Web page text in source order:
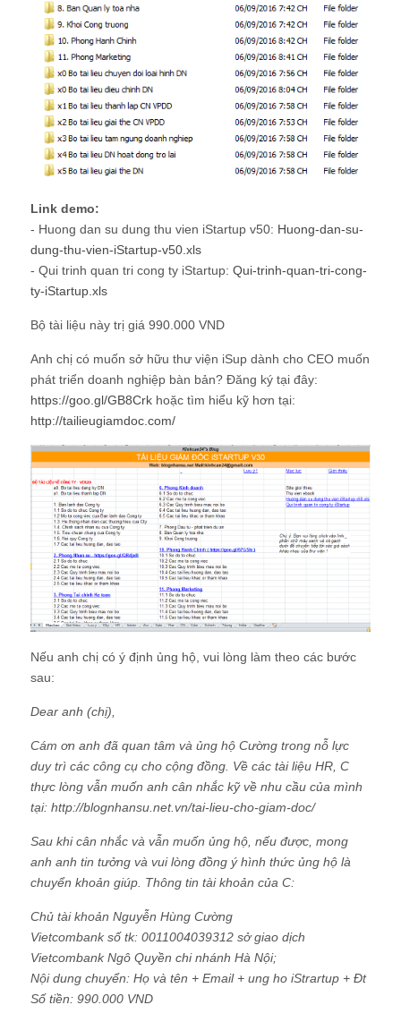
Link demo:
- Huong dan su dung thu vien iStartup v50: Huong-dan-su-
dung-thu-vien-iStartup-v50.xls
- Qui trinh quan tri cong ty iStartup: Qui-trinh-quan-tri-cong-
ty-iStartup.xls
Bộ tài liệu này trị giá 990.000 VND
Anh chị có muốn sở hữu thư viện iSup dành cho CEO muốn
phát triển doanh nghiệp bàn bản? Đăng ký tại đây:
https://goo.gl/GB8Crk hoặc tìm hiểu kỹ hơn tại:
http://tailieugiamdoc.com/
Nếu anh chị có ý định ủng hộ, vui lòng làm theo các bước
sau:
Dear anh (chị),
Cám ơn anh đã quan tâm và ủng hộ Cường trong nỗ lực
duy trì các công cụ cho cộng đồng. Về các tài liệu HR, C
thực lòng vẫn muốn anh cân nhắc kỹ về nhu cầu của mình
tại: http://blognhansu.net.vn/tai-lieu-cho-giam-doc/
Sau khi cân nhắc và vẫn muốn ủng hộ, nếu được, mong
anh anh tin tưởng và vui lòng đồng ý hình thức ủng hộ là
chuyển khoản giúp. Thông tin tài khoản của C:
Chủ tài khoản Nguyễn Hùng Cường
Vietcombank số tk: 0011004039312 sở giao dịch
Vietcombank Ngô Quyền chi nhánh Hà Nội;
Nội dung chuyển: Họ và tên + Email + ung ho iStrartup + Đt
Số tiền: 990.000 VND